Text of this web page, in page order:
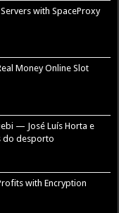
with SpaceProxy
Money Online Slot
— José Luís Horta e
do desporto
with Encryption